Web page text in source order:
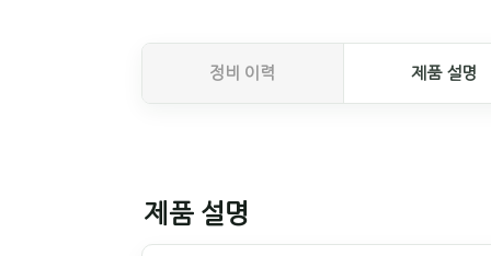
정비 이력 제품 설명
제품 설명